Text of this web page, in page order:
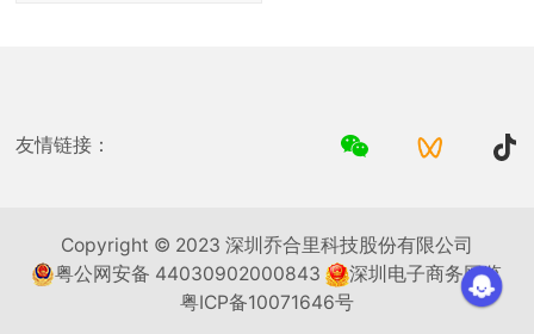
友情链接：
Copyright © 2023 深圳乔合里科技股份有限公司
粤公网安备 44030902000843
深圳电子商务网监
粤ICP备10071646号